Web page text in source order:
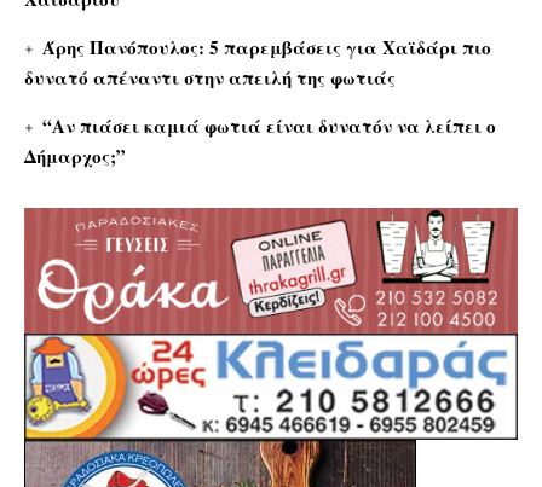
Άρης Πανόπουλος: 5 παρεμβάσεις για Χαϊδάρι πιο
δυνατό απέναντι στην απειλή της φωτιάς
“Αν πιάσει καμιά φωτιά είναι δυνατόν να λείπει ο
Δήμαρχος;”